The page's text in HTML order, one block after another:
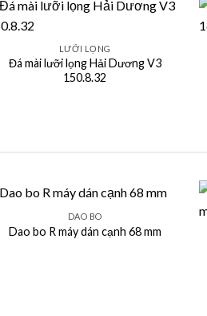
+
LƯỠI LỌNG
Đá mài lưỡi lọng Hải Dương V3
150.8.32
+
DAO BO
Dao bo R máy dán cạnh 68 mm